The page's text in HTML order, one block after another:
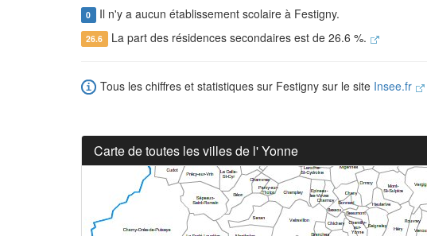
0 Il n'y a aucun établissement scolaire à Festigny.
26.6 La part des résidences secondaires est de 26.6 %.
Tous les chiffres et statistiques sur Festigny sur le site Insee.fr
Carte de toutes les villes de l' Yonne